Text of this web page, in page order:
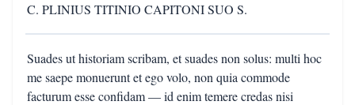
C. PLINIUS TITINIO CAPITONI SUO S.
Suades ut historiam scribam, et suades non solus: multi hoc
me saepe monuerunt et ego volo, non quia commode
facturum esse confidam — id enim temere credas nisi